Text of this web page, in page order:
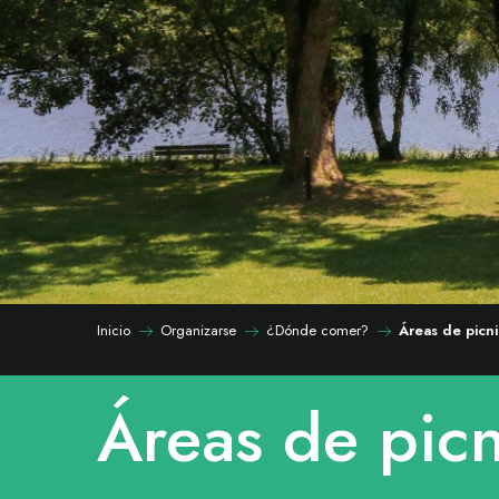
Inicio Organizarse ¿Dónde comer? Áreas de
Áreas de